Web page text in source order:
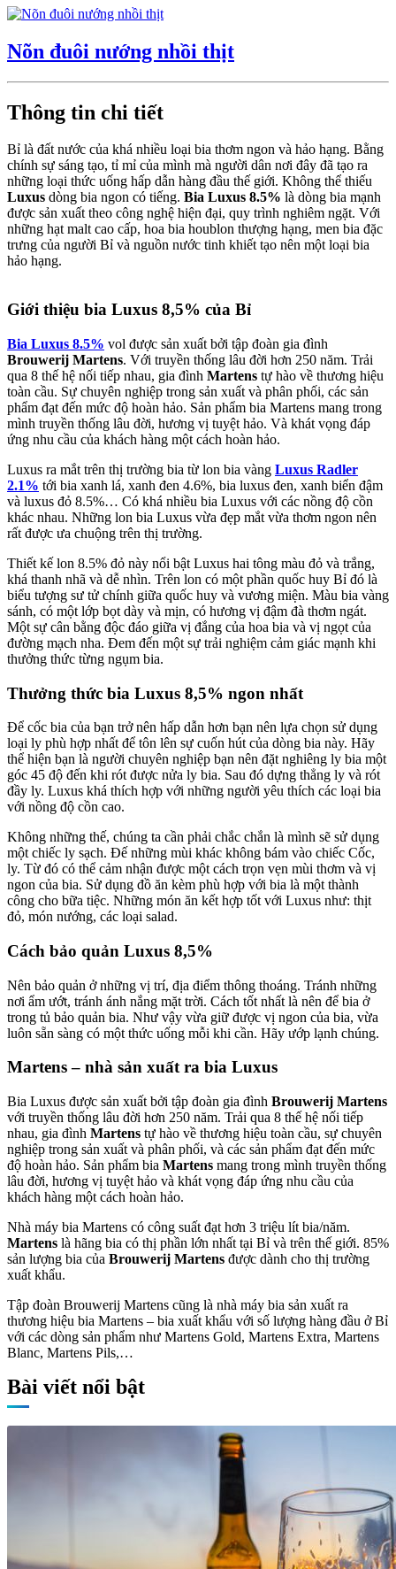
Nõn đuôi nướng nhồi thịt
Thông tin chi tiết
Bỉ là đất nước của khá nhiều loại bia thơm ngon và hảo hạng. Bằng
chính sự sáng tạo, tỉ mỉ của mình mà người dân nơi đây đã tạo ra
những loại thức uống hấp dẫn hàng đầu thế giới. Không thể thiếu
Luxus dòng bia ngon có tiếng. Bia Luxus 8.5% là dòng bia mạnh
được sản xuất theo công nghệ hiện đại, quy trình nghiêm ngặt. Với
những hạt malt cao cấp, hoa bia houblon thượng hạng, men bia đặc
trưng của người Bỉ và nguồn nước tinh khiết tạo nên một loại bia
hảo hạng.
Giới thiệu bia Luxus 8,5% của Bỉ
Bia Luxus 8.5% vol được sản xuất bởi tập đoàn gia đình
Brouwerij Martens. Với truyền thống lâu đời hơn 250 năm. Trải
qua 8 thế hệ nối tiếp nhau, gia đình Martens tự hào về thương hiệu
toàn cầu. Sự chuyên nghiệp trong sản xuất và phân phối, các sản
phẩm đạt đến mức độ hoàn hảo. Sản phẩm bia Martens mang trong
mình truyền thống lâu đời, hương vị tuyệt hảo. Và khát vọng đáp
ứng nhu cầu của khách hàng một cách hoàn hảo.
Luxus ra mắt trên thị trường bia từ lon bia vàng Luxus Radler
2.1% tới bia xanh lá, xanh đen 4.6%, bia luxus đen, xanh biển đậm
và luxus đỏ 8.5%… Có khá nhiều bia Luxus với các nồng độ cồn
khác nhau. Những lon bia Luxus vừa đẹp mắt vừa thơm ngon nên
rất được ưa chuộng trên thị trường.
Thiết kế lon 8.5% đỏ này nổi bật Luxus hai tông màu đỏ và trắng,
khá thanh nhã và dễ nhìn. Trên lon có một phần quốc huy Bỉ đó là
biểu tượng sư tử chính giữa quốc huy và vương miện. Màu bia vàng
sánh, có một lớp bọt dày và mịn, có hương vị đậm đà thơm ngát.
Một sự cân bằng độc đáo giữa vị đắng của hoa bia và vị ngọt của
đường mạch nha. Đem đến một sự trải nghiệm cảm giác mạnh khi
thưởng thức từng ngụm bia.
Thưởng thức bia Luxus 8,5% ngon nhất
Để cốc bia của bạn trở nên hấp dẫn hơn bạn nên lựa chọn sử dụng
loại ly phù hợp nhất để tôn lên sự cuốn hút của dòng bia này. Hãy
thể hiện bạn là người chuyên nghiệp bạn nên đặt nghiêng ly bia một
góc 45 độ đến khi rót được nửa ly bia. Sau đó dựng thẳng ly và rót
đầy ly. Luxus khá thích hợp với những người yêu thích các loại bia
với nồng độ cồn cao.
Không những thế, chúng ta cần phải chắc chắn là mình sẽ sử dụng
một chiếc ly sạch. Đế những mùi khác không bám vào chiếc Cốc,
ly. Từ đó có thể cảm nhận được một cách trọn vẹn mùi thơm và vị
ngon của bia. Sử dụng đồ ăn kèm phù hợp với bia là một thành
công cho bữa tiệc. Những món ăn kết hợp tốt với Luxus như: thịt
đỏ, món nướng, các loại salad.
Cách bảo quản Luxus 8,5%
Nên bảo quản ở những vị trí, địa điểm thông thoáng. Tránh những
nơi ẩm ướt, tránh ánh nắng mặt trời. Cách tốt nhất là nên để bia ở
trong tủ bảo quản bia. Như vậy vừa giữ được vị ngon của bia, vừa
luôn sẵn sàng có một thức uống mỗi khi cần. Hãy ướp lạnh chúng.
Martens – nhà sản xuất ra bia Luxus
Bia Luxus được sản xuất bởi tập đoàn gia đình Brouwerij Martens
với truyền thống lâu đời hơn 250 năm. Trải qua 8 thế hệ nối tiếp
nhau, gia đình Martens tự hào về thương hiệu toàn cầu, sự chuyên
nghiệp trong sản xuất và phân phối, và các sản phẩm đạt đến mức
độ hoàn hảo. Sản phẩm bia Martens mang trong mình truyền thống
lâu đời, hương vị tuyệt hảo và khát vọng đáp ứng nhu cầu của
khách hàng một cách hoàn hảo.
Nhà máy bia Martens có công suất đạt hơn 3 triệu lít bia/năm.
Martens là hãng bia có thị phần lớn nhất tại Bỉ và trên thế giới. 85%
sản lượng bia của Brouwerij Martens được dành cho thị trường
xuất khẩu.
Tập đoàn Brouwerij Martens cũng là nhà máy bia sản xuất ra
thương hiệu bia Martens – bia xuất khẩu với số lượng hàng đầu ở Bỉ
với các dòng sản phẩm như Martens Gold, Martens Extra, Martens
Blanc, Martens Pils,…
Bài viết nổi bật